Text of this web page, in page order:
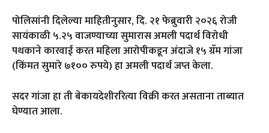
पोलिसांनी दिलेल्या माहितीनुसार, दि. २१ फेब्रुवारी २०२६ रोजी
सायंकाळी ५.२५ वाजण्याच्या सुमारास अमली पदार्थ विरोधी
पथकाने कारवाई करत महिला आरोपीकडून अंदाजे १५ ग्रॅम गांजा
(किंमत सुमारे ७१०० रुपये) हा अमली पदार्थ जप्त केला.
सदर गांजा हा ती बेकायदेशीररित्या विक्री करत असताना ताब्यात
घेण्यात आला.